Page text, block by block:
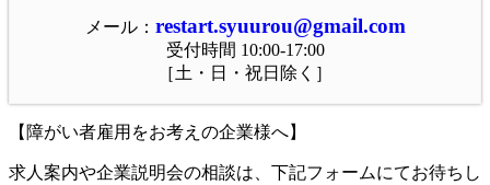
メール： restart.syuurou@gmail.com
受付時間 10:00-17:00
［土・日・祝日除く］
【障がい者雇用をお考えの企業様へ】
求人案内や企業説明会の相談は、下記フォームにてお待ちし